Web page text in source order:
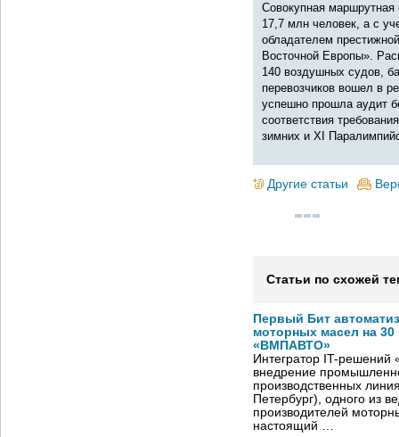
Совокупная маршрутная
17,7 млн человек, а с
обладателем
Восточной Европы».
140 воздушных судов,
перевозчиков вошел в
успешно прошла аудит
соответствия
зимних и XI
Другие статьи
Статьи по схожей
Первый Бит
моторных масел на
«ВМПАВТО»
Интегратор IT-
внедрение
производственных
Петербург), одного из
производителей
настоящий …